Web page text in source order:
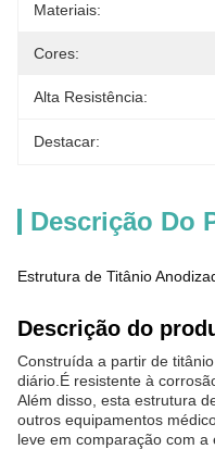
Materiais:
Cores:
Alta Resistência:
Destacar:
Descrição Do
Estrutura de Titânio
Descrição do
Construída a partir de
diário.É resistente à
Além disso, esta estrutura
outros equipamentos
leve em comparação com a